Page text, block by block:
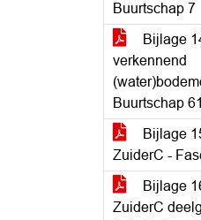
Buurtschap 7
Bijlage
verkennend
Buurtschap 61
Bijlage
ZuiderC -
Bijlage
ZuiderC